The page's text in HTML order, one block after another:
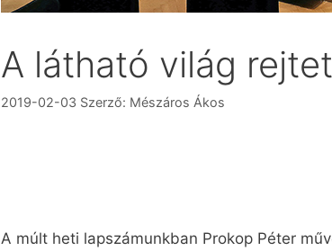
A látható világ
2019-02-03 Szerző: Mészáros Ákos
A múlt heti lapszámunkban Prokop Péter